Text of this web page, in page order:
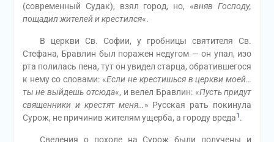
(современный Судак), взял город, но, «вняв Господу,
пощадил жителей и крестился«.
В церкви Св. Софии, у гробницы святителя Св.
Стефана, Бравлин был поражен недугом — он упал, изо
рта полилась пена, тут он увидел старца, обратившегося
к нему со словами: «Если не крестишься в церкви моей…
ты не выйдешь отсюда«, и велел Бравлин: «Пусть придут
священники и крестят меня…» Русская рать покинула
Сурож, не причинив жителям ущерба, а городу вреда1 .
Сведения о походе на Сурож были получены и